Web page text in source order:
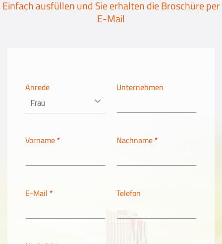
Einfach ausfüllen und Sie erhalten die Broschüre per
E-Mail
Anrede Unternehmen
Vorname * Nachname *
E-Mail * Telefon